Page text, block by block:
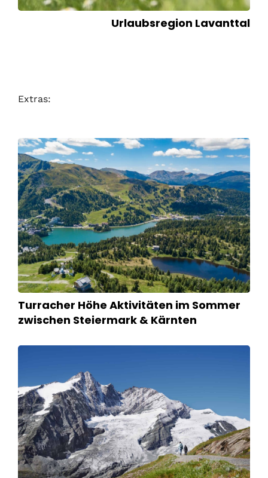
Urlaubsregion Lavanttal
Extras:
Turracher Höhe Aktivitäten im Sommer
zwischen Steiermark & Kärnten